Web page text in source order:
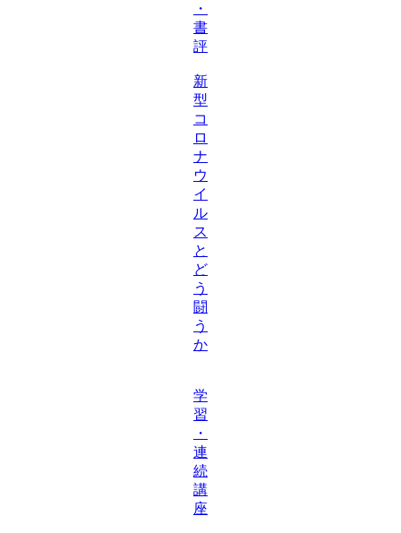
・
書
評
新
型
コ
ロ
ナ
ウ
イ
ル
ス
と
ど
う
闘
う
か
学
習
・
連
続
講
座